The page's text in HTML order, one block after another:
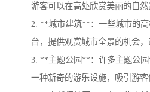
游客可以在高处欣赏美丽的自然
2. **城市建筑**：一些城市的
台，提供观赏城市全景的机会，
3. **主题公园**：许多主题公
一种新奇的游乐设施，吸引游客